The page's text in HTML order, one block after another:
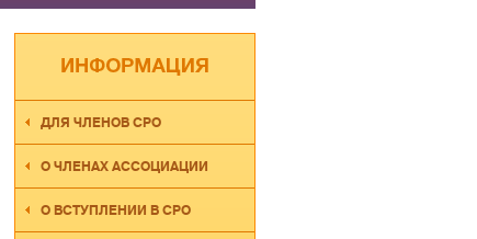
ДЛЯ ЧЛЕНОВ СРО
О ЧЛЕНАХ АССОЦИАЦИИ
О ВСТУПЛЕНИИ В СРО